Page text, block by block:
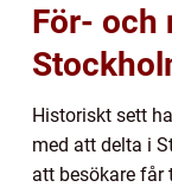
För- och
Historiskt sett
med att delta i
att besökare får